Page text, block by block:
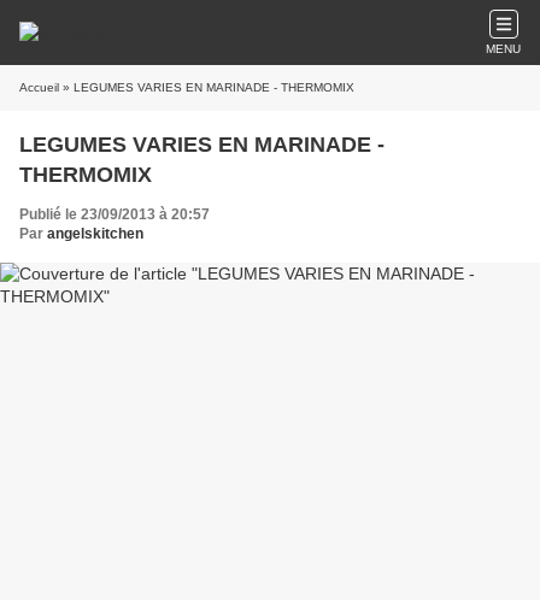
MENU
Accueil » LEGUMES VARIES EN MARINADE - THERMOMIX
LEGUMES VARIES EN MARINADE -
THERMOMIX
Publié le 23/09/2013 à 20:57
Par angelskitchen